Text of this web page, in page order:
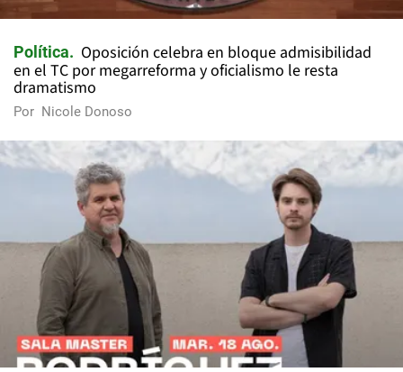
Política
Oposición celebra en bloque admisibilidad
en el TC por megarreforma y oficialismo le resta
dramatismo
Por Nicole Donoso